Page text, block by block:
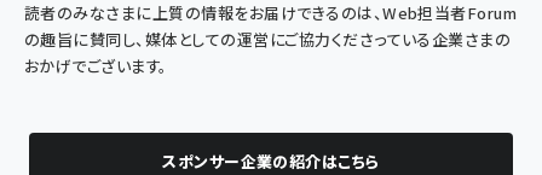
読者のみなさまに上質の情報をお届けできるのは、Web担当者Forum
の趣旨に賛同し、媒体としての運営にご協力くださっている企業さまの
おかげでございます。
スポンサー企業の紹介はこちら